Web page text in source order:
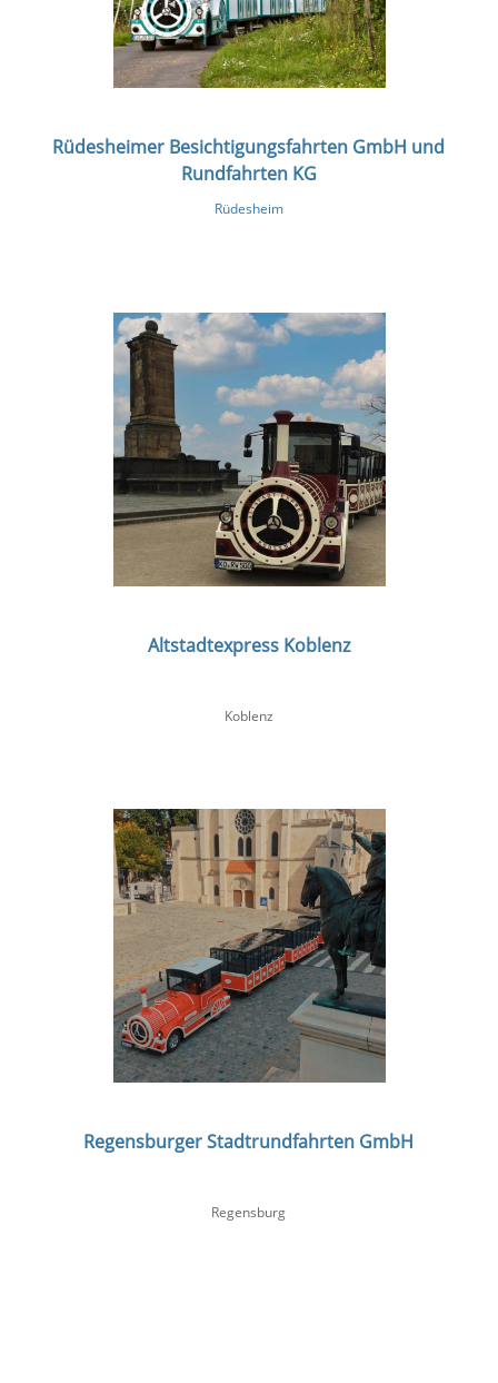
Rüdesheimer Besichtigungsfahrten GmbH und
Rundfahrten KG
Rüdesheim
Altstadtexpress Koblenz
Koblenz
Regensburger Stadtrundfahrten GmbH
Regensburg